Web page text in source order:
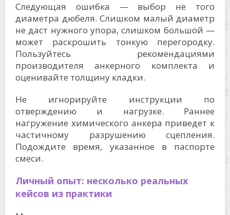
Следующая ошибка — выбор не того
диаметра дюбеля. Слишком малый диаметр
не даст нужного упора, слишком большой —
может раскрошить тонкую перегородку.
Пользуйтесь рекомендациями
производителя анкерного комплекта и
оценивайте толщину кладки.
Не игнорируйте инструкции по
отверждению и нагрузке. Раннее
нагружение химического анкера приведет к
частичному разрушению сцепления.
Подождите время, указанное в паспорте
смеси.
Личный опыт: несколько реальных
кейсов из практики